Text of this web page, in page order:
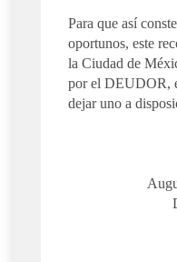
Para que así
oportunos, este
la Ciudad de
por el DEUDOR,
dejar uno a